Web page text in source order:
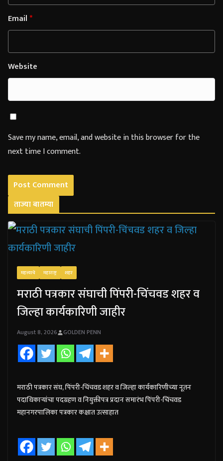
Email*
Website
Save my name, email, and website in this browser for the
next time I comment.
ताज्या बातम्या
महत्त्वाचे महाराष्ट्र शहर
मराठी पत्रकार संघाची पिंपरी-चिंचवड शहर व
जिल्हा कार्यकारिणी जाहीर
August 8, 2026 GOLDEN PENN
मराठी पत्रकार संघ, पिंपरी-चिंचवड शहर व जिल्हा कार्यकारिणीच्या नूतन
पदाधिकाऱ्यांचा पदग्रहण व नियुक्तीपत्र प्रदान समारंभ पिंपरी-चिंचवड
महानगरपालिका पत्रकार कक्षात उत्साहात